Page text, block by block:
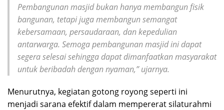
Pembangunan masjid bukan hanya membangun fisik
bangunan, tetapi juga membangun semangat
kebersamaan, persaudaraan, dan kepedulian
antarwarga. Semoga pembangunan masjid ini dapat
segera selesai sehingga dapat dimanfaatkan masyarakat
untuk beribadah dengan nyaman,” ujarnya.
Menurutnya, kegiatan gotong royong seperti ini
menjadi sarana efektif dalam mempererat silaturahmi